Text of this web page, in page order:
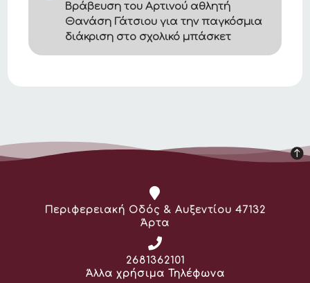
Βράβευση του Αρτινού αθλητή
Θανάση Γάτσιου για την παγκόσμια
διάκριση στο σχολικό μπάσκετ
Διεύθυνση:
Περιφερειακή Οδός & Αυξεντίου 47132
Άρτα
Τηλέφωνο:
2681362101
Άλλα χρήσιμα Τηλέφωνα